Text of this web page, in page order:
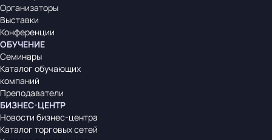
Организаторы
Выставки
Конференции
ОБУЧЕНИЕ
Семинары
Каталог обучающих
компаний
Преподаватели
БИЗНЕС-ЦЕНТР
Новости бизнес-центра
Каталог торговых сетей